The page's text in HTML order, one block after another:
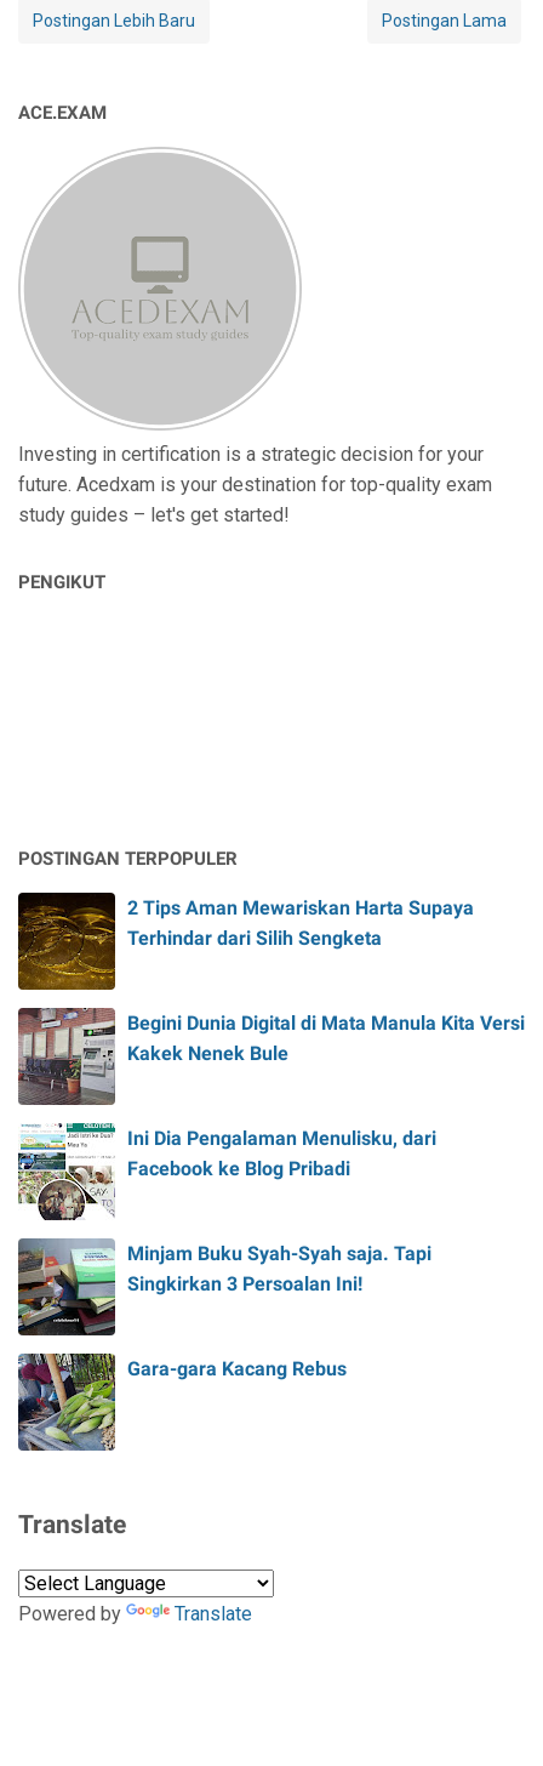
Postingan Lebih Baru Postingan Lama
ACE.EXAM
Investing in certification is a strategic decision for your
future. Acedxam is your destination for top-quality exam
study guides – let's get started!
PENGIKUT
POSTINGAN TERPOPULER
2 Tips Aman Mewariskan Harta Supaya
Terhindar dari Silih Sengketa
Begini Dunia Digital di Mata Manula Kita Versi
Kakek Nenek Bule
Ini Dia Pengalaman Menulisku, dari
Facebook ke Blog Pribadi
Minjam Buku Syah-Syah saja. Tapi
Singkirkan 3 Persoalan Ini!
Gara-gara Kacang Rebus
Translate
Powered by Translate